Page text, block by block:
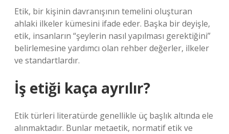
Etik, bir kişinin davranışının temelini oluşturan
ahlaki ilkeler kümesini ifade eder. Başka bir deyişle,
etik, insanların “şeylerin nasıl yapılması gerektiğini”
belirlemesine yardımcı olan rehber değerler, ilkeler
ve standartlardır.
İş etiği kaça ayrılır?
Etik türleri literatürde genellikle üç başlık altında ele
alınmaktadır. Bunlar metaetik, normatif etik ve